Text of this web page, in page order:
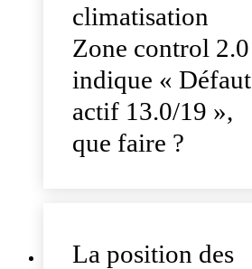
climatisation
Zone control 2.0
indique « Défaut
actif 13.0/19 »,
que faire ?
La position des